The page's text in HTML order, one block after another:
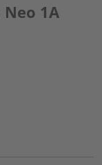
1A